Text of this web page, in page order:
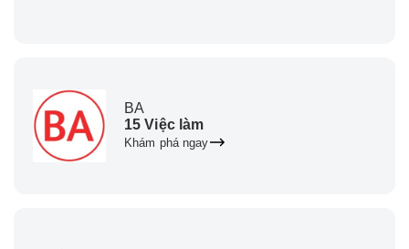
BA
15 Việc làm
Khám phá ngay